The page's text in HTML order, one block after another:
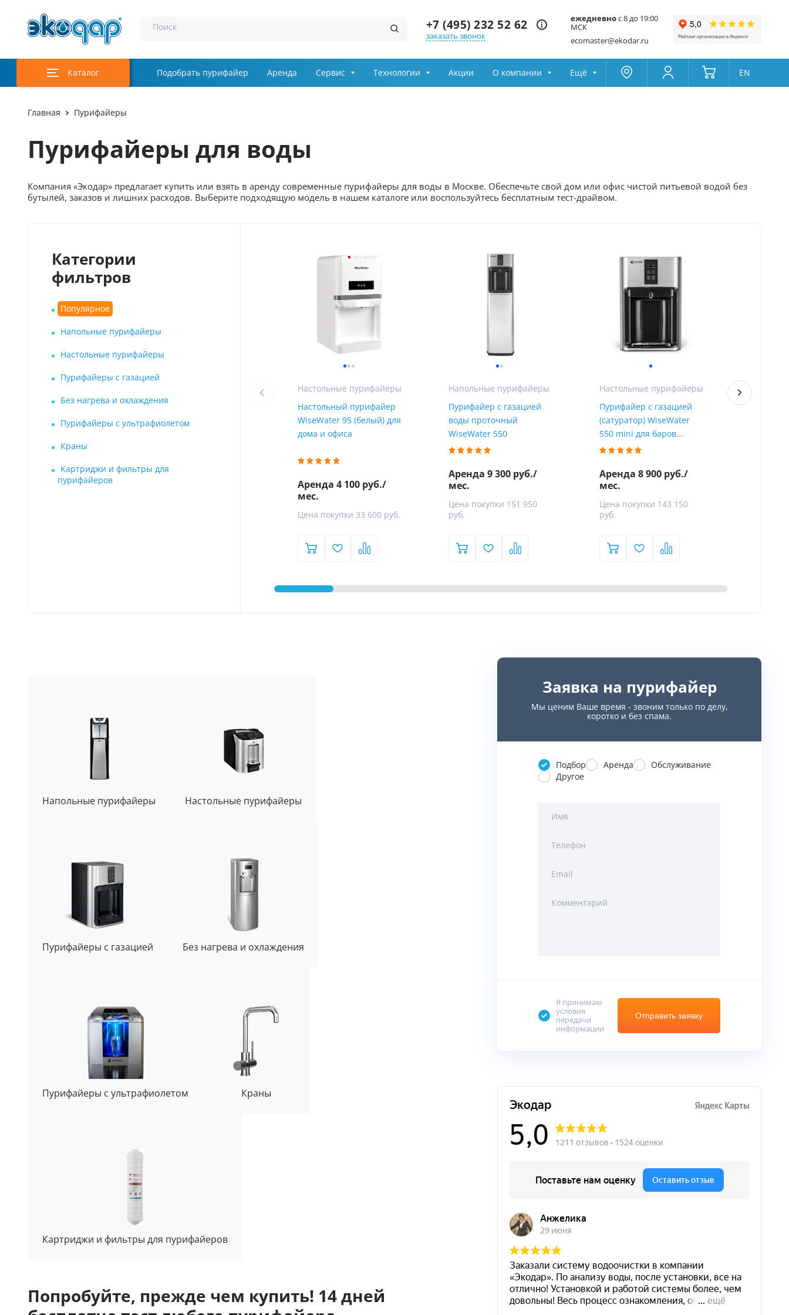
Поиск +7 (495) 232 52 62
Заказ звонка
Департамент
Я принимаю условия
заказать звонок
ежедневнос 8 до 19:00
МСК
ecomaster@ekodar.ru
Каталог Подобрать пурифайер Аренда Сервис Технологии Акции О компании Ещё EN
Главная Пурифайеры
Пурифайеры для воды
Компания «Экодар» предлагает купить или взять в аренду современные пурифайеры для воды в Москве. Обеспечьте свой дом или офис чистой питьевой водой без
бутылей, заказов и лишних расходов. Выберите подходящую модель в нашем каталоге или воспользуйтесь бесплатным тест-драйвом.
Категории
фильтров
Популярное
Напольные пурифайеры
Настольные пурифайеры
Пурифайеры с газацией
Без нагрева и охлаждения
Пурифайеры с ультрафиолетом
Краны
Картриджи и фильтры для
пурифайеров
Настольные пурифайеры
Настольный пурифайер
WiseWater 95 (белый) для
дома и офиса
Аренда 4 100 руб./
мес.
Цена покупки 33 600 руб.
Напольные пурифайеры
Пурифайер с газацией
воды проточный
WiseWater 550
Аренда 9 300 руб./
мес.
Цена покупки 151 950
руб.
Настольные пурифайеры
Пурифайер с газацией
(сатуратор) WiseWater
550 mini для баров...
Аренда 8 900 руб./
мес.
Цена покупки 143 150
руб.
Краны
Напольные пурифайеры Настольные пурифайеры
Пурифайеры с газацией Без нагрева и охлаждения
Пурифайеры с ультрафиолетом Краны
Картриджи и фильтры для пурифайеров
Попробуйте, прежде чем купить! 14 дней
Заявка на пурифайер
Мы ценим Ваше время - звоним только по делу,
коротко и без спама.
Подбор Аренда
Обслуживание
Другое
Имя
Телефон
Email
Комментарий
Я принимаю
условия
передачи
информации
Отправить заявку